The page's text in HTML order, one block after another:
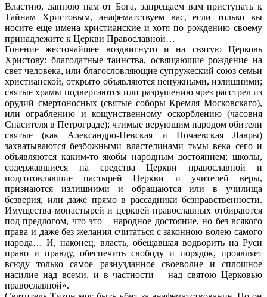
Властию, данною нам от Бога, запрещаем вам приступать к
Тайнам Христовым, анафематствуем вас, если только вы
носите еще имена христианские и хотя по рождению своему
принадлежите к Церкви Православной…
Гонение жесточайшее воздвигнуто и на святую Церковь
Христову: благодатные таинства, освящающие рождение на
свет человека, или благословляющие супружеский союз семьи
христианской, открыто объявляются ненужными, излишними;
святые храмы подвергаются или разрушению чрез расстрел из
орудий смертоносных (святые соборы Кремля Московскаго),
или ограблению и кощунственному оскорблению (часовня
Спасителя в Петрограде); чтимые верующим народом обители
святые (как Александро-Невская и Почаевская Лавры)
захватываются безбожными властелинами тьмы века сего и
объявляются каким-то якобы народным достоянием; школы,
содержавшиеся на средства Церкви православной и
подготовлявшие пастырей Церкви и учителей веры,
признаются излишними и обращаются или в училища
безверия, или даже прямо в рассадники безнравственности.
Имущества монастырей и церквей православных отбираются
под предлогом, что это – народное достояние, но без всякого
права и даже без желания считаться с законною волею самого
народа… И, наконец, власть, обещавшая водворить на Руси
право и правду, обеспечить свободу и порядок, проявляет
всюду только самое разнузданное своеволие и сплошное
насилие над всеми, и в частности – над святою Церковью
православной».